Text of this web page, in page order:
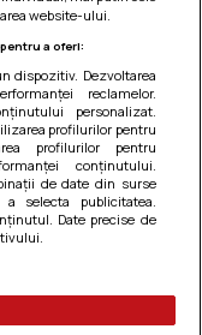
preferințele
website-ului.
a oferi:
dispozitiv. Dezvoltarea
reclamelor.
personalizat.
profilurilor pentru
profilurilor pentru
conținutului.
de date din surse
selecta publicitatea.
Date precise de